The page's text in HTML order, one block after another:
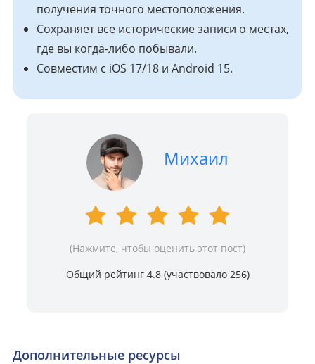
получения точного местоположения.
Сохраняет все исторические записи о местах,
где вы когда-либо побывали.
Совместим с iOS 17/18 и Android 15.
Михаил
(Нажмите, чтобы оценить этот пост)
Общий рейтинг 4.8 (участвовало 256)
Дополнительные ресурсы